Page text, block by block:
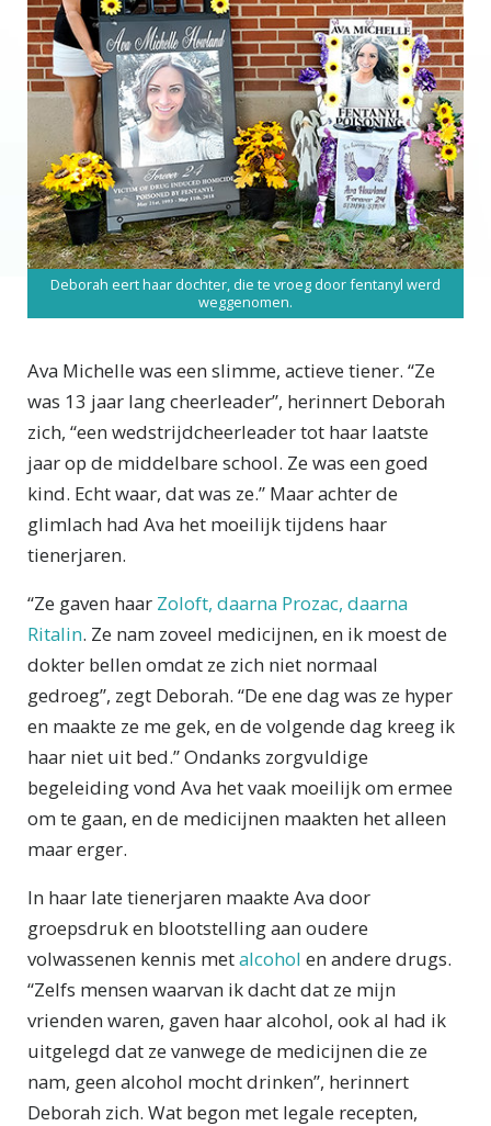
Deborah eert haar dochter, die te vroeg door fentanyl werd
weggenomen.
Ava Michelle was een slimme, actieve tiener. “Ze
was 13 jaar lang cheerleader”, herinnert Deborah
zich, “een wedstrijdcheerleader tot haar laatste
jaar op de middelbare school. Ze was een goed
kind. Echt waar, dat was ze.” Maar achter de
glimlach had Ava het moeilijk tijdens haar
tienerjaren.
“Ze gaven haar Zoloft, daarna Prozac, daarna
Ritalin. Ze nam zoveel medicijnen, en ik moest de
dokter bellen omdat ze zich niet normaal
gedroeg”, zegt Deborah. “De ene dag was ze hyper
en maakte ze me gek, en de volgende dag kreeg ik
haar niet uit bed.” Ondanks zorgvuldige
begeleiding vond Ava het vaak moeilijk om ermee
om te gaan, en de medicijnen maakten het alleen
maar erger.
In haar late tienerjaren maakte Ava door
groepsdruk en blootstelling aan oudere
volwassenen kennis metalcohol en andere drugs.
“Zelfs mensen waarvan ik dacht dat ze mijn
vrienden waren, gaven haar alcohol, ook al had ik
uitgelegd dat ze vanwege de medicijnen die ze
nam, geen alcohol mocht drinken”, herinnert
Deborah zich. Wat begon met legale recepten,